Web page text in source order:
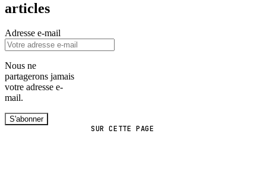
SUR CETTE PAGE
articles
Adresse e-mail
Nous ne
partagerons jamais
votre adresse e-
mail.
S'abonner